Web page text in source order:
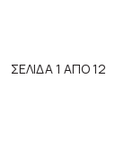
ΣΕΛΙΔΑ 1 ΑΠΟ 12